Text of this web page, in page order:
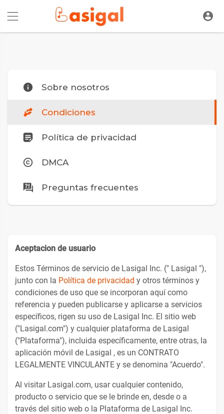
Sobre nosotros
Condiciones
Política de privacidad
DMCA
Preguntas frecuentes
Aceptacion de usuario
Estos Términos de servicio de Lasigal Inc. (" Lasigal "),
junto con la Política de privacidad y otros términos y
condiciones de uso que se incorporan aquí como
referencia y pueden publicarse y aplicarse a servicios
específicos, rigen su uso de Lasigal Inc. El sitio web
("Lasigal.com") y cualquier plataforma de Lasigal
("Plataforma"), incluida específicamente, entre otras, la
aplicación móvil de Lasigal , es un CONTRATO
LEGALMENTE VINCULANTE y se denomina "Acuerdo".
Al visitar Lasigal.com, usar cualquier contenido,
producto o servicio que se le brinde en, desde o a
través del sitio web o la Plataforma de Lasigal Inc.